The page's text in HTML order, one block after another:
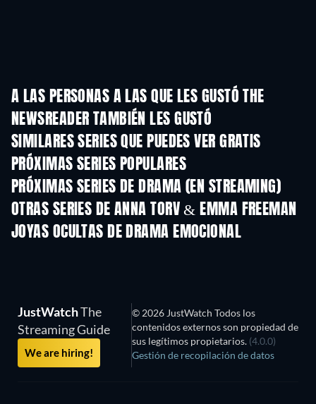
A LAS PERSONAS A LAS QUE LES GUSTÓ THE
NEWSREADER TAMBIÉN LES GUSTÓ
TV
SIMILARES SERIES QUE PUEDES VER GRATIS
TV TV
PRÓXIMAS SERIES POPULARES
TV
PRÓXIMAS SERIES DE DRAMA (EN STREAMING)
Temporada 6 Temporada 2
OTRAS SERIES DE ANNA TORV & EMMA FREEMAN
TV
JOYAS OCULTAS DE DRAMA EMOCIONAL
JustWatchThe
Streaming Guide
We are hiring!
© 2026 JustWatch Todos los
contenidos externos son propiedad de
sus legítimos propietarios. (4.0.0)
Gestión de recopilación de datos